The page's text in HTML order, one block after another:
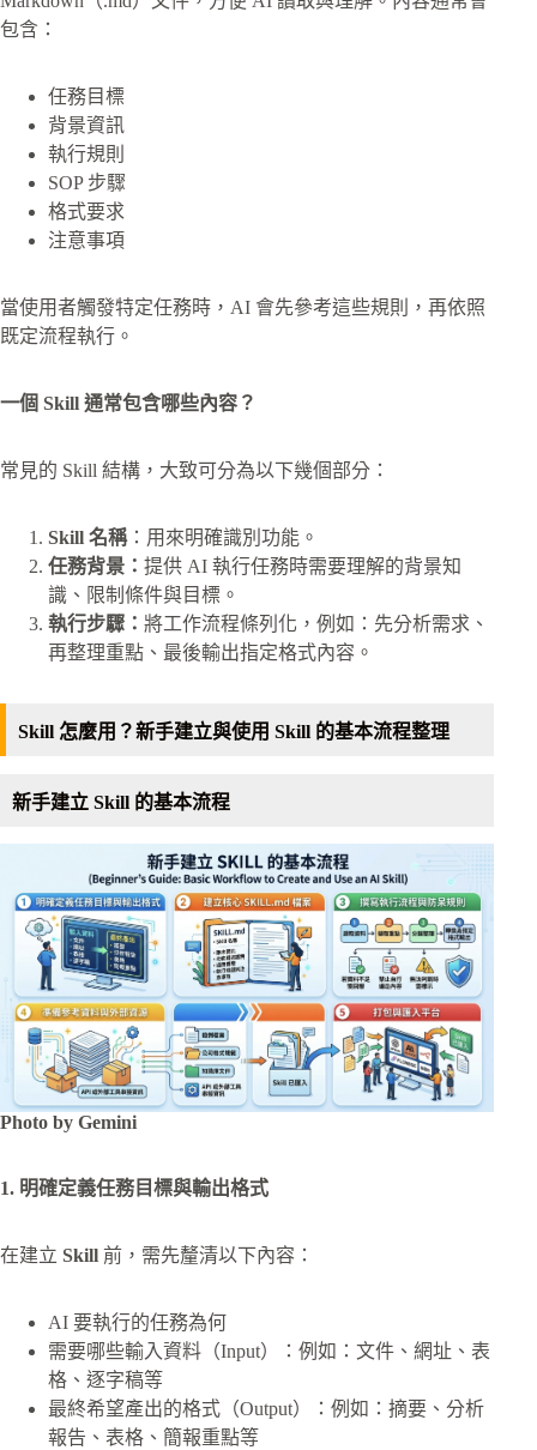
包含：
任務目標
背景資訊
執行規則
SOP 步驟
格式要求
注意事項
當使用者觸發特定任務時，AI 會先參考這些規則，再依照
既定流程執行。
一個 Skill 通常包含哪些內容？
常見的 Skill 結構，大致可分為以下幾個部分：
Skill 名稱：用來明確識別功能。
任務背景： 提供 AI 執行任務時需要理解的背景知
識、限制條件與目標。
執行步驟： 將工作流程條列化，例如：先分析需求、
再整理重點、最後輸出指定格式內容。
Skill 怎麼用？新手建立與使用 Skill 的基本流程整理
新手建立 Skill 的基本流程
Photo by Gemini
1. 明確定義任務目標與輸出格式
在建立 Skill 前，需先釐清以下內容：
AI 要執行的任務為何
需要哪些輸入資料（Input）：例如：文件、網址、表
格、逐字稿等
最終希望產出的格式（Output）：例如：摘要、分析
報告、表格、簡報重點等